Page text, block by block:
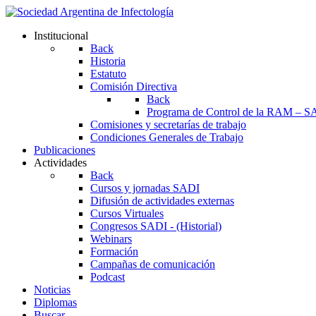
Institucional
Back
Historia
Estatuto
Comisión Directiva
Back
Programa de Control de la RAM –
Comisiones y secretarías de trabajo
Condiciones Generales de Trabajo
Publicaciones
Actividades
Back
Cursos y jornadas SADI
Difusión de actividades externas
Cursos Virtuales
Congresos SADI - (Historial)
Webinars
Formación
Campañas de comunicación
Podcast
Noticias
Diplomas